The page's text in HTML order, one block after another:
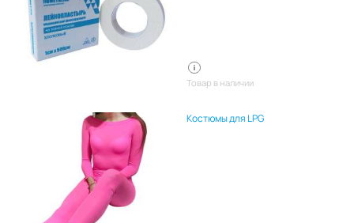
Товар в наличии
Костюмы для LPG